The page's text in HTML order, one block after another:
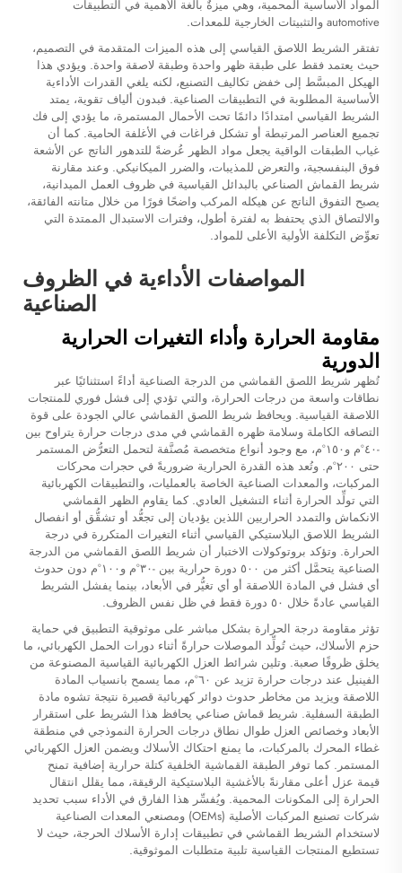
المواد الأساسية المحمية، وهي ميزةٌ بالغة الأهمية في التطبيقات
automotive والتثبيتات الخارجية للمعدات.
تفتقر الشريط اللاصق القياسي إلى هذه الميزات المتقدمة في التصميم،
حيث يعتمد فقط على طبقة ظهر واحدة وطبقة لاصقة واحدة. ويؤدي هذا
الهيكل المبسَّط إلى خفض تكاليف التصنيع، لكنه يلغي القدرات الأداءية
الأساسية المطلوبة في التطبيقات الصناعية. فبدون ألياف تقوية، يمتد
الشريط القياسي امتدادًا دائمًا تحت الأحمال المستمرة، ما يؤدي إلى فك
تجميع العناصر المرتبطة أو تشكل فراغات في الأغلفة الحامية. كما أن
غياب الطبقات الواقية يجعل مواد الظهر عُرضةً للتدهور الناتج عن الأشعة
فوق البنفسجية، والتعرض للمذيبات، والضرر الميكانيكي. وعند مقارنة
شريط القماش الصناعي بالبدائل القياسية في ظروف العمل الميدانية،
يصبح التفوق الناتج عن هيكله المركب واضحًا فورًا من خلال متانته الفائقة،
والالتصاق الذي يحتفظ به لفترة أطول، وفترات الاستبدال الممتدة التي
تعوِّض التكلفة الأولية الأعلى للمواد.
المواصفات الأداءية في الظروف
الصناعية
مقاومة الحرارة وأداء التغيرات الحرارية
الدورية
تُظهر شريط اللصق القماشي من الدرجة الصناعية أداءً استثنائيًا عبر
نطاقات واسعة من درجات الحرارة، والتي تؤدي إلى فشل فوري للمنتجات
اللاصقة القياسية. ويحافظ شريط اللصق القماشي عالي الجودة على قوة
التصاقه الكاملة وسلامة ظهره القماشي في مدى درجات حرارة يتراوح بين
-٤٠°م و١٥٠°م، مع وجود أنواع متخصصة مُصنَّفة لتحمل التعرُّض المستمر
حتى ٢٠٠°م. وتُعد هذه القدرة الحرارية ضروريةً في حجرات محركات
المركبات، والمعدات الصناعية الخاصة بالعمليات، والتطبيقات الكهربائية
التي تولِّد الحرارة أثناء التشغيل العادي. كما يقاوم الظهر القماشي
الانكماش والتمدد الحراريين اللذين يؤديان إلى تجعُّد أو تشقُّق أو انفصال
الشريط اللاصق البلاستيكي القياسي أثناء التغيرات المتكررة في درجة
الحرارة. وتؤكد بروتوكولات الاختبار أن شريط اللصق القماشي من الدرجة
الصناعية يتحمَّل أكثر من ٥٠٠ دورة حرارية بين -٣٠°م و١٠٠°م دون حدوث
أي فشل في المادة اللاصقة أو أي تغيُّر في الأبعاد، بينما يفشل الشريط
القياسي عادةً خلال ٥٠ دورة فقط في ظل نفس الظروف.
تؤثر مقاومة درجة الحرارة بشكل مباشر على موثوقية التطبيق في حماية
حزم الأسلاك، حيث تُولِّد الموصلات حرارةً أثناء دورات الحمل الكهربائي، ما
يخلق ظروفًا صعبة. وتلين شرائط العزل الكهربائية القياسية المصنوعة من
الفينيل عند درجات حرارة تزيد عن ٦٠°م، مما يسمح بانسياب المادة
اللاصقة ويزيد من مخاطر حدوث دوائر كهربائية قصيرة نتيجة تشوه مادة
الطبقة السفلية. شريط قماش صناعي يحافظ هذا الشريط على استقرار
الأبعاد وخصائص العزل طوال نطاق درجات الحرارة النموذجي في منطقة
غطاء المحرك بالمركبات، ما يمنع احتكاك الأسلاك ويضمن العزل الكهربائي
المستمر. كما توفر الطبقة القماشية الخلفية كتلة حرارية إضافية تمنح
قيمة عزل أعلى مقارنةً بالأغشية البلاستيكية الرقيقة، مما يقلل انتقال
الحرارة إلى المكونات المحمية. ويُفسِّر هذا الفارق في الأداء سبب تحديد
شركات تصنيع المركبات الأصلية (OEMs) ومصنعي المعدات الصناعية
لاستخدام الشريط القماشي في تطبيقات إدارة الأسلاك الحرجة، حيث لا
تستطيع المنتجات القياسية تلبية متطلبات الموثوقية.